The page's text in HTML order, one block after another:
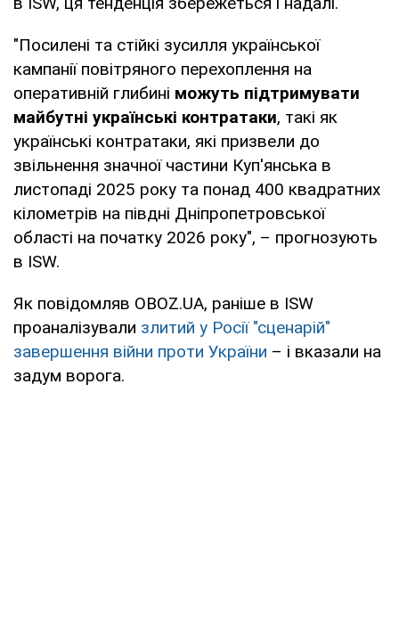
"Посилені та стійкі зусилля української
кампанії повітряного перехоплення на
оперативній глибині можуть підтримувати
майбутні українські контратаки, такі як
українські контратаки, які призвели до
звільнення значної частини Куп'янська в
листопаді 2025 року та понад 400 квадратних
кілометрів на півдні Дніпропетровської
області на початку 2026 року", – прогнозують
в ISW.
Як повідомляв OBOZ.UA, раніше в ISW
проаналізували злитий у Росії "сценарій"
завершення війни проти України – і вказали на
задум ворога.